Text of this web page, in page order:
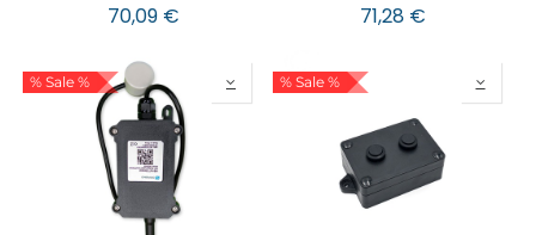
70,09€ 71,28€
% Sale % % Sale %